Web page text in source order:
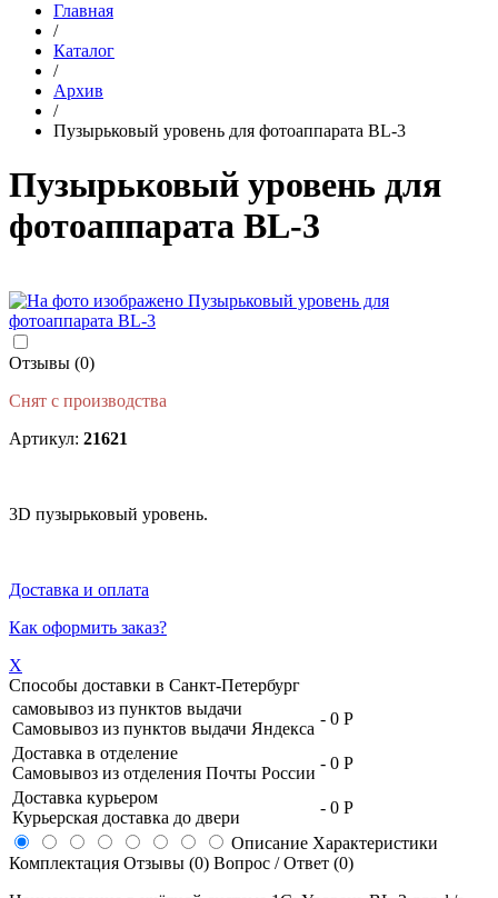
Главная
/
Каталог
/
Архив
/
Пузырьковый уровень для фотоаппарата BL-3
Пузырьковый уровень для
фотоаппарата BL-3
Отзывы (0)
Снят с производства
Артикул: 21621
3D пузырьковый уровень.
Доставка и оплата
Как оформить заказ?
X
Способы доставки в Санкт-Петербург
самовывоз из пунктов выдачи
Самовывоз из пунктов выдачи Яндекса
- 0 Р
Доставка в отделение
Самовывоз из отделения Почты России
- 0 Р
Доставка курьером
Курьерская доставка до двери
- 0 Р
Описание Характеристики
Комплектация Отзывы (0) Вопрос / Ответ (0)